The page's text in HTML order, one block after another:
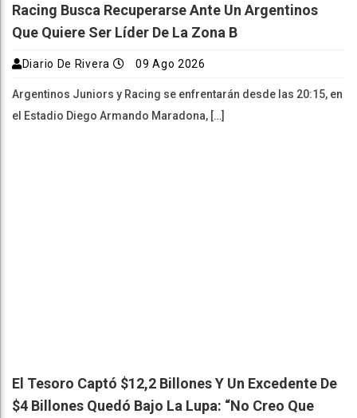
Racing Busca Recuperarse Ante Un Argentinos
Que Quiere Ser Líder De La Zona B
Diario De Rivera 09 Ago 2026
Argentinos Juniors y Racing se enfrentarán desde las 20:15, en
el Estadio Diego Armando Maradona, […]
El Tesoro Captó $12,2 Billones Y Un Excedente De
$4 Billones Quedó Bajo La Lupa: “No Creo Que